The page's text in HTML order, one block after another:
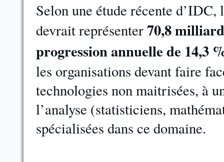
Selon une étude récente
devrait représenter70,8
progression annuelle de 14,3
les organisations devant faire
technologies non maitrisées, à
l’analyse (statisticiens,
spécialisées dans ce domaine.